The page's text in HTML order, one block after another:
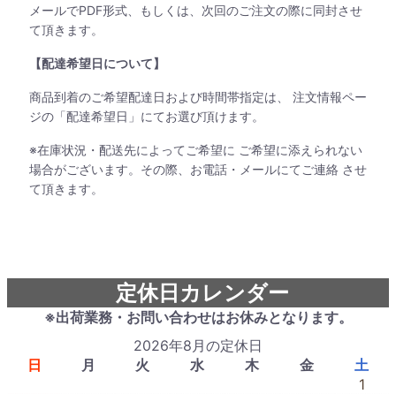
メールでPDF形式、もしくは、次回のご注文の際に同封させ
て頂きます。
【配達希望日について】
商品到着のご希望配達日および時間帯指定は、 注文情報ペー
ジの「配達希望日」にてお選び頂けます。
※在庫状況・配送先によってご希望に ご希望に添えられない
場合がございます。その際、お電話・メールにてご連絡 させ
て頂きます。
定休日カレンダー
※出荷業務・お問い合わせはお休みとなります。
2026年8月の定休日
日
月 火 水 木 金
土
1